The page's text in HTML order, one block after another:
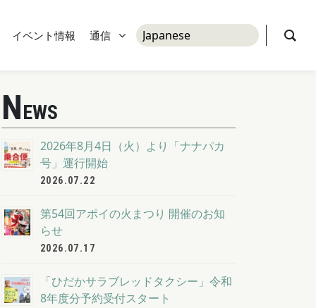
イベント情報 通信
NEWS
2026年8月4日（火）より「ナナパカ
号」運行開始
2026.07.22
第54回アポイの火まつり 開催のお知
らせ
2026.07.17
「ひだかサラブレッドタクシー」令和
8年度分予約受付スタート